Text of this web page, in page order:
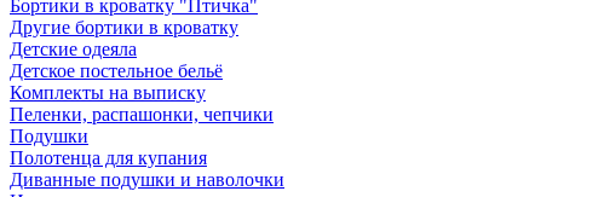
Бортики в кроватку "Птичка"
Другие бортики в кроватку
Детские одеяла
Детское постельное бельё
Комплекты на выписку
Пеленки, распашонки, чепчики
Подушки
Полотенца для купания
Диванные подушки и наволочки